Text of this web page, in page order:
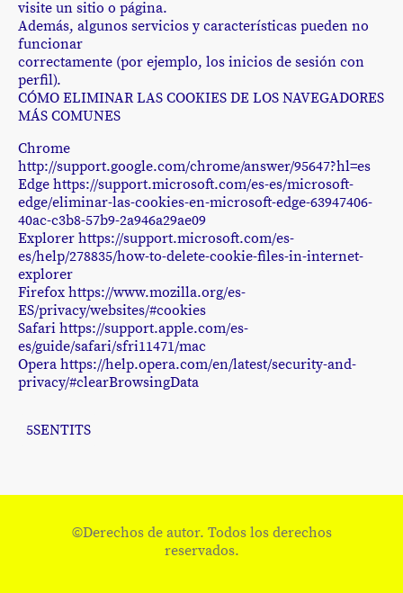
visite un sitio o página.
Además, algunos servicios y características pueden no
funcionar
correctamente (por ejemplo, los inicios de sesión con
perfil).
CÓMO ELIMINAR LAS COOKIES DE LOS NAVEGADORES
MÁS COMUNES
Chrome
http://support.google.com/chrome/answer/95647?hl=es
Edge https://support.microsoft.com/es-es/microsoft-
edge/eliminar-las-cookies-en-microsoft-edge-63947406-
40ac-c3b8-57b9-2a946a29ae09
Explorer https://support.microsoft.com/es-
es/help/278835/how-to-delete-cookie-files-in-internet-
explorer
Firefox https://www.mozilla.org/es-
ES/privacy/websites/#cookies
Safari https://support.apple.com/es-
es/guide/safari/sfri11471/mac
Opera https://help.opera.com/en/latest/security-and-
privacy/#clearBrowsingData
5SENTITS
©Derechos de autor. Todos los derechos
reservados.